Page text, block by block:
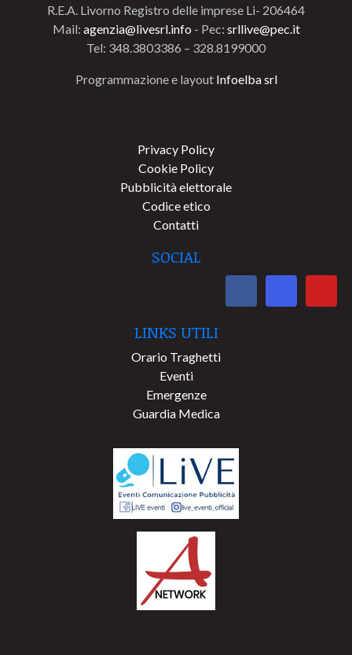
R.E.A. Livorno Registro delle imprese Li- 206464
Mail: agenzia@livesrl.info - Pec: srllive@pec.it
Tel: 348.3803386 – 328.8199000
Programmazione e layout Infoelba srl
Privacy Policy
Cookie Policy
Pubblicità elettorale
Codice etico
Contatti
SOCIAL
LINKS UTILI
Orario Traghetti
Eventi
Emergenze
Guardia Medica